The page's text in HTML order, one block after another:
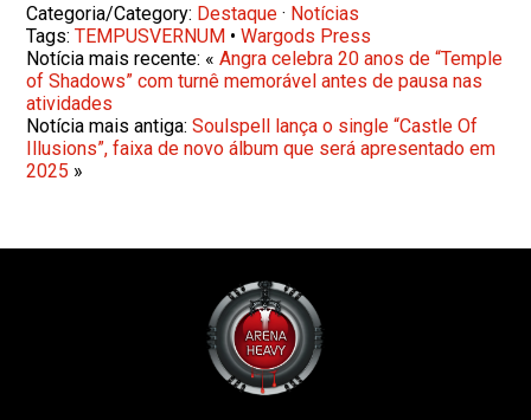
Categoria/Category: Destaque · Notícias
Tags:TEMPUSVERNUM •Wargods Press
Notícia mais recente: «Angra celebra 20 anos de “Temple
of Shadows” com turnê memorável antes de pausa nas
atividades
Notícia mais antiga:Soulspell lança o single “Castle Of
Illusions”, faixa de novo álbum que será apresentado em
2025 »